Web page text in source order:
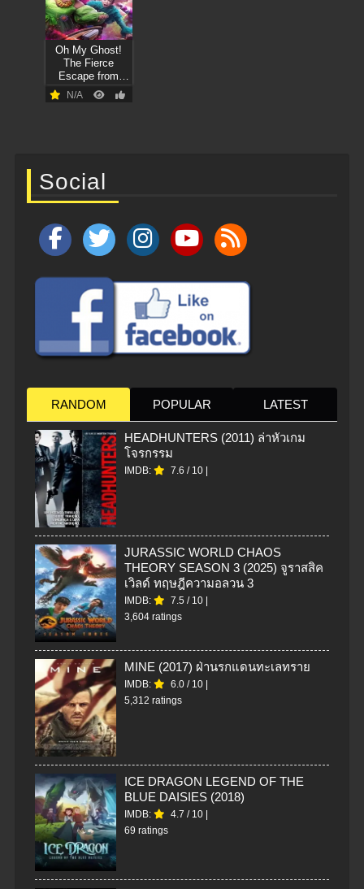
Oh My Ghost!
The Fierce
Escape from
Covid-19 (2021)
หอแต๋วแตก แหก
N/A
Social
RANDOM POPULAR LATEST
HEADHUNTERS (2011) ล่าหัวเกม
โจรกรรม
IMDB: 7.6 / 10
JURASSIC WORLD CHAOS
THEORY SEASON 3 (2025) จูราสสิค
เวิลด์ ทฤษฎีความอลวน 3
IMDB: 7.5 / 10
3,604 ratings
MINE (2017) ฝ่านรกแดนทะเลทราย
IMDB: 6.0 / 10
5,312 ratings
ICE DRAGON LEGEND OF THE
BLUE DAISIES (2018)
IMDB: 4.7 / 10
69 ratings